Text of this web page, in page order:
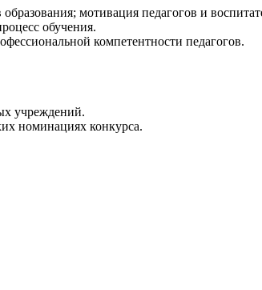
мотивация педагогов и
обучения.
компетентности педагогов.
учреждений.
номинациях конкурса.